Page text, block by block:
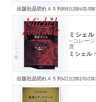
出版社品切れＡ５判656頁2004/02/05
シリーズ・全集
ミシェ
─コレー
度
ミシェル
出版社品切れＡ５判432頁2002/10/23